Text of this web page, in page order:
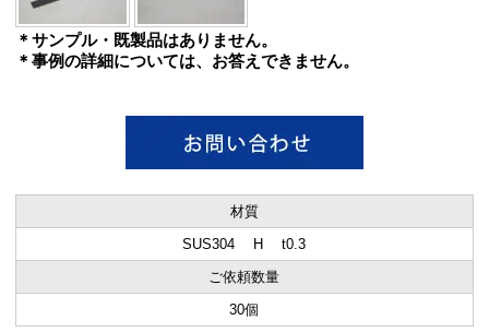
＊サンプル・既製品はありません。
＊事例の詳細については、お答えできません。
材質
SUS304 H t0.3
ご依頼数量
30個